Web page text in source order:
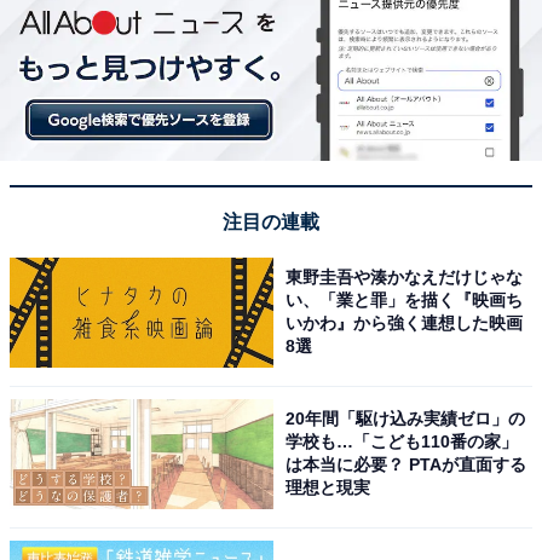
注目の連載
東野圭吾や湊かなえだけじゃな
い、「業と罪」を描く『映画ち
いかわ』から強く連想した映画
8選
20年間「駆け込み実績ゼロ」の
学校も…「こども110番の家」
は本当に必要？ PTAが直面する
理想と現実